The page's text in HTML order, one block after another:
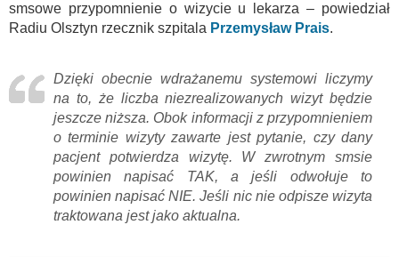
smsowe przypomnienie o wizycie u lekarza – powiedział
Radiu Olsztyn rzecznik szpitala Przemysław Prais.
Dzięki obecnie wdrażanemu systemowi liczymy
na to, że liczba niezrealizowanych wizyt będzie
jeszcze niższa. Obok informacji z przypomnieniem
o terminie wizyty zawarte jest pytanie, czy dany
pacjent potwierdza wizytę. W zwrotnym smsie
powinien napisać TAK, a jeśli odwołuje to
powinien napisać NIE. Jeśli nic nie odpisze wizyta
traktowana jest jako aktualna.